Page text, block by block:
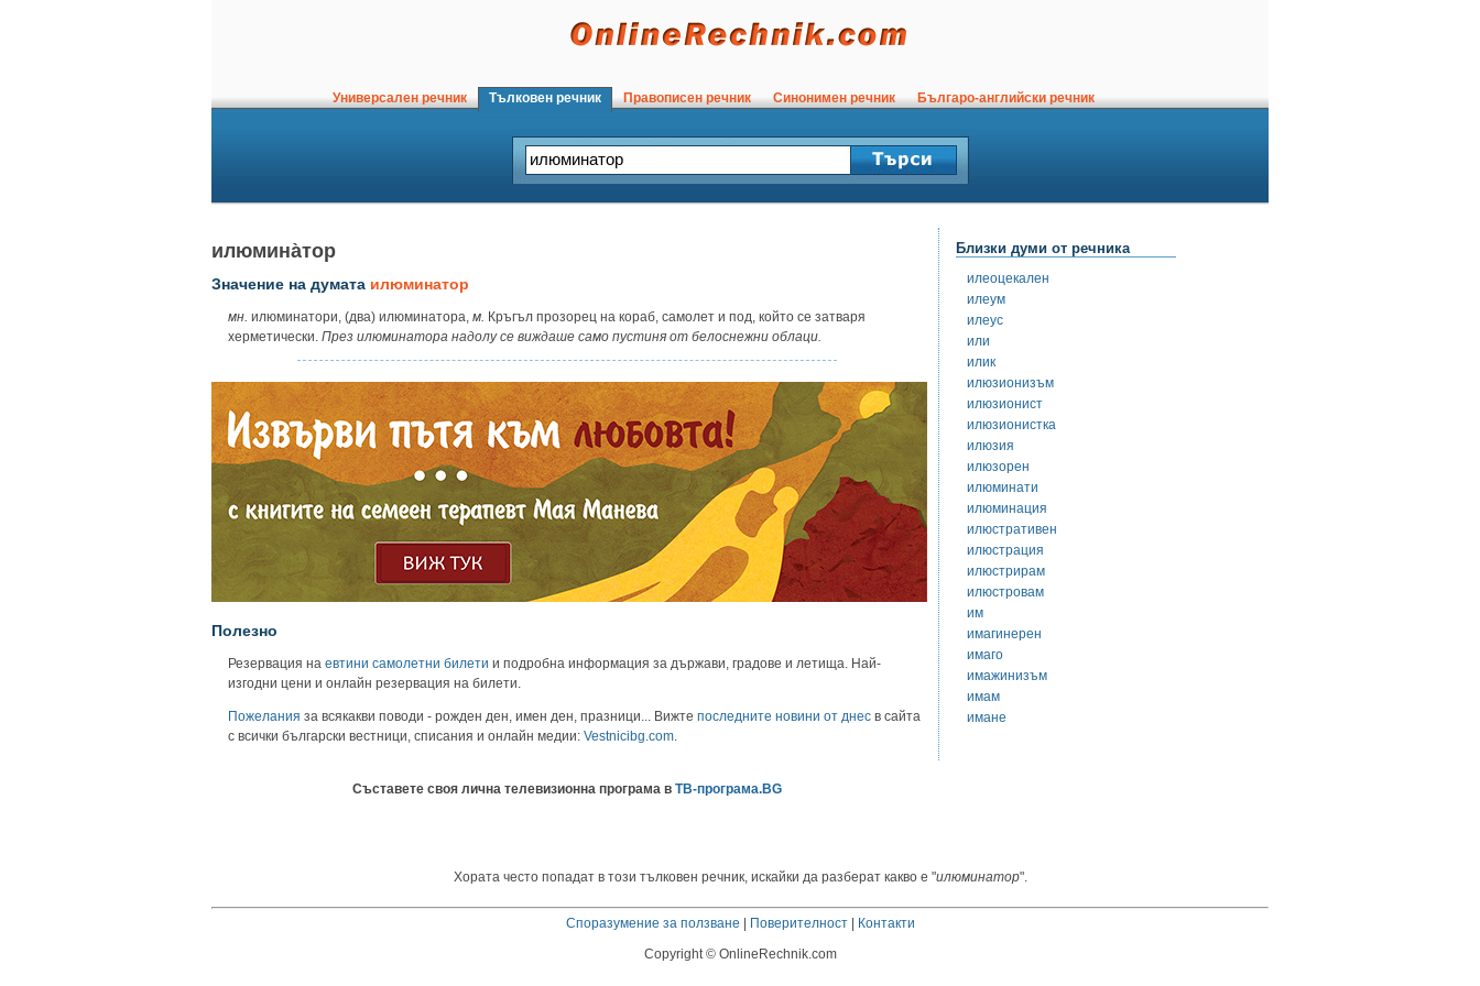
Универсален речник Тълковен речник Правописен речник Синонимен речник Българо-английски речник
илюмина̀тор
Значение на думата илюминатор
мн. илюминатори, (два) илюминатора, м. Кръгъл прозорец на кораб, самолет и под, който се затваря
херметически. През илюминатора надолу се виждаше само пустиня от белоснежни облаци.
Полезно
Резервация на евтини самолетни билети и подробна информация за държави, градове и летища. Най-
изгодни цени и онлайн резервация на билети.
Пожелания за всякакви поводи - рожден ден, имен ден, празници... Вижте последните новини от днес в сайта
с всички български вестници, списания и онлайн медии: Vestnicibg.com
Съставете своя лична телевизионна програма в ТВ-програма.BG
Близки думи от речника
илеоцекален
илеум
илеус
или
илик
илюзионизъм
илюзионист
илюзионистка
илюзия
илюзорен
илюминати
илюминация
илюстративен
илюстрация
илюстрирам
илюстровам
им
имагинерен
имаго
имажинизъм
имам
имане
Хората често попадат в този тълковен речник, искайки да разберат какво е "илюминатор".
Споразумение за ползване | Поверителност| Контакти
Copyright © OnlineRechnik.com